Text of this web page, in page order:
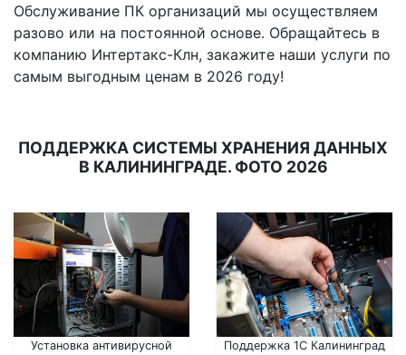
Обслуживание ПК организаций мы осуществляем
разово или на постоянной основе. Обращайтесь в
компанию Интертакс-Клн, закажите наши услуги по
самым выгодным ценам в 2026 году!
ПОДДЕРЖКА СИСТЕМЫ ХРАНЕНИЯ ДАННЫХ
В КАЛИНИНГРАДЕ. ФОТО 2026
Установка антивирусной
Поддержка 1С Калининград